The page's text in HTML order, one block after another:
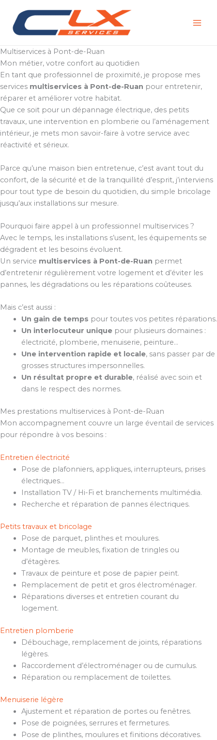
contenu
Multiservices à Pont-de-Ruan
Mon métier, votre confort au quotidien
En tant que professionnel de proximité, je propose mes
services multiservices à Pont-de-Ruan pour entretenir,
réparer et améliorer votre habitat.
Que ce soit pour un dépannage électrique, des petits
travaux, une intervention en plomberie ou l’aménagement
intérieur, je mets mon savoir-faire à votre service avec
réactivité et sérieux.
Parce qu’une maison bien entretenue, c’est avant tout du
confort, de la sécurité et de la tranquillité d’esprit, j’interviens
pour tout type de besoin du quotidien, du simple bricolage
jusqu’aux installations sur mesure.
Pourquoi faire appel à un professionnel multiservices ?
Avec le temps, les installations s’usent, les équipements se
dégradent et les besoins évoluent.
Un service multiservices à Pont-de-Ruan permet
d’entretenir régulièrement votre logement et d’éviter les
pannes, les dégradations ou les réparations coûteuses.
Mais c’est aussi :
Un gain de temps pour toutes vos petites réparations.
Un interlocuteur uniquepour plusieurs domaines :
électricité, plomberie, menuiserie, peinture…
Une intervention rapide et locale, sans passer par de
grosses structures impersonnelles.
Un résultat propre et durable, réalisé avec soin et
dans le respect des normes.
Mes prestations multiservices à Pont-de-Ruan
Mon accompagnement couvre un large éventail de services
pour répondre à vos besoins :
Entretien électricité
Pose de plafonniers, appliques, interrupteurs, prises
électriques…
Installation TV / Hi-Fi et branchements multimédia.
Recherche et réparation de pannes électriques.
Petits travaux et bricolage
Pose de parquet, plinthes et moulures.
Montage de meubles, fixation de tringles ou
d’étagères.
Travaux de peinture et pose de papier peint.
Remplacement de petit et gros électroménager.
Réparations diverses et entretien courant du
logement.
Entretien plomberie
Débouchage, remplacement de joints, réparations
légères.
Raccordement d’électroménager ou de cumulus.
Réparation ou remplacement de toilettes.
Menuiserie légère
Ajustement et réparation de portes ou fenêtres.
Pose de poignées, serrures et fermetures.
Pose de plinthes, moulures et finitions décoratives.